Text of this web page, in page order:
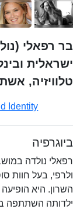
ישראלית
טלוויזיה,
Identity
ביוגרפיה
רפאלי נולדה
ולרפי, בעל חוות
השרון. היא
ילדותה השתתפה